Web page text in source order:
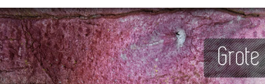
Monedas Hornos de la Peña El Pendo